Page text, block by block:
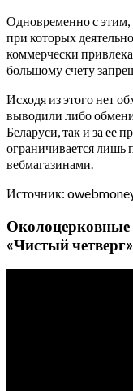
Одновременно с этим,
при которых
коммерчески
большому счету
Исходя из этого нет
выводили либо
Беларуси, так и за ее
ограничивается лишь
вебмагазинами.
Источник:
Околоцерковные
«Чистый